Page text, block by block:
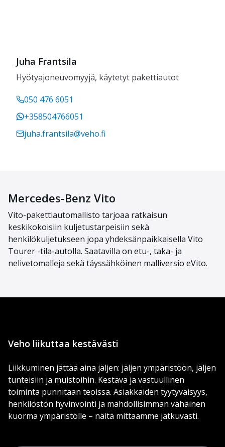
Juha Frantsila
Hyötyajoneuvomyyjä, käytetyt pakettiautot
050 476 6051
+358504766051
juha.frantsila@veho.fi
Mercedes-Benz Vito
Vito-pakettiautomallisto tarjoaa ratkaisun
keskikokoisiin kuljetustarpeisiin sekä
henkilökuljetukseen jopa yhdeksänpaikkaisella Vito
Tourer -tila-autolla. Saatavilla on etu-, taka- ja
nelivetomalleja sekä täyssähköinen malliversio eVito.
Veho liikuttaa kestävästi
Liikkuminen jättää aina jäljen: jäljen ympäristöön, jäljen
tunteisiin ja muistoihin. Kestävä ja vastuullinen
toiminta punnitaan teoissa. Asiakkaiden tyytyväisyys,
henkilöstön hyvinvointi ja mahdollisimman vähäinen
kuorma ympäristölle – näitä mittaamme jatkuvasti.